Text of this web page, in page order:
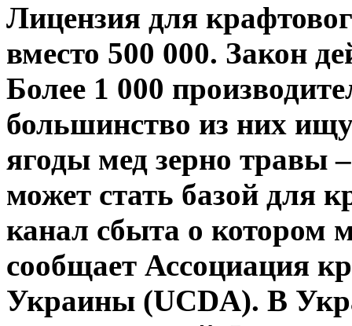
Лицензия для
вместо 500 000. Закон
Более 1 000
большинство из них
ягоды мед зерно травы
может стать базой для
канал сбыта о котором
сообщает Ассоциация
Украины (UCDA). В